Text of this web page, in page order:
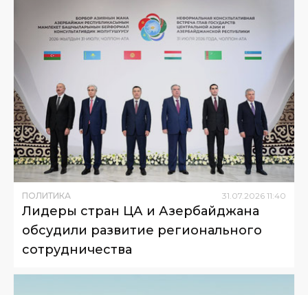
ПОЛИТИКА 31 07 2026 11:40
Лидеры стран ЦА и Азербайджана
обсудили развитие регионального
сотрудничества